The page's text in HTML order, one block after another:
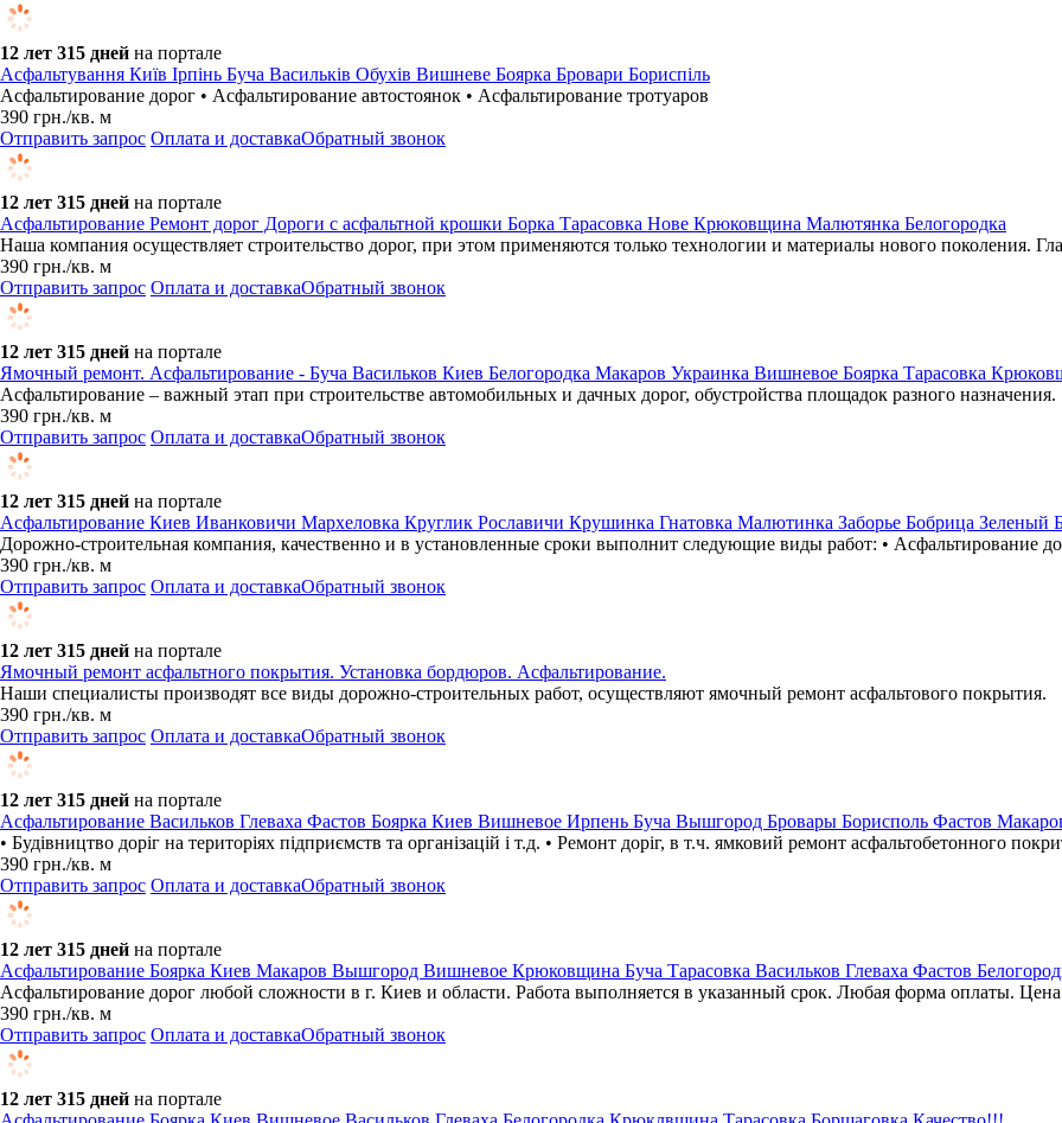
12 лет 315 дней на портале
Асфальтування Київ Ірпінь Буча Васильків Обухів Вишневе Боярка Бровари Бориспіль
Асфальтирование дорог • Асфальтирование автостоянок • Асфальтирование тротуаров
390 грн./кв. м
Отправить запрос Оплата и доставкаОбратный звонок
12 лет 315 дней на портале
Асфальтирование Ремонт дорог Дороги с асфальтной крошки Борка Тарасовка Нове Крюковщина Малютянка Белогородка
Наша компания осуществляет строительство дорог, при этом применяются только технологии и материалы нового поколения.
390 грн./кв. м
Отправить запрос Оплата и доставкаОбратный звонок
12 лет 315 дней на портале
Ямочный ремонт. Асфальтирование - Буча Васильков Киев Белогородка Макаров Украинка Вишневое Боярка Тарасовка
Асфальтирование – важный этап при строительстве автомобильных и дачных дорог, обустройства площадок разного назначения.
390 грн./кв. м
Отправить запрос Оплата и доставкаОбратный звонок
12 лет 315 дней на портале
Асфальтирование Киев Иванковичи Мархеловка Круглик Рославичи Крушинка Гнатовка Малютинка Заборье Бобрица Зеленый
Дорожно-строительная компания, качественно и в установленные сроки выполнит следующие виды работ: • Асфальтирование
390 грн./кв. м
Отправить запрос Оплата и доставкаОбратный звонок
12 лет 315 дней на портале
Ямочный ремонт асфальтного покрытия. Установка бордюров. Асфальтирование.
Наши специалисты производят все виды дорожно-строительных работ, осуществляют ямочный ремонт асфальтового покрытия.
390 грн./кв. м
Отправить запрос Оплата и доставкаОбратный звонок
12 лет 315 дней на портале
Асфальтирование Васильков Глеваха Фастов Боярка Киев Вишневое Ирпень Буча Вышгород Бровары Борисполь Фастов
• Будівництво доріг на територіях підприємств та організацій і т.д. • Ремонт доріг, в т.ч. ямковий ремонт асфальтобетонного
390 грн./кв. м
Отправить запрос Оплата и доставкаОбратный звонок
12 лет 315 дней на портале
Асфальтирование Боярка Киев Макаров Вышгород Вишневое Крюковщина Буча Тарасовка Васильков Глеваха Фастов
Асфальтирование дорог любой сложности в г. Киев и области. Работа выполняется в указанный срок. Любая форма оплаты. Цена
390 грн./кв. м
Отправить запрос Оплата и доставкаОбратный звонок
12 лет 315 дней на портале